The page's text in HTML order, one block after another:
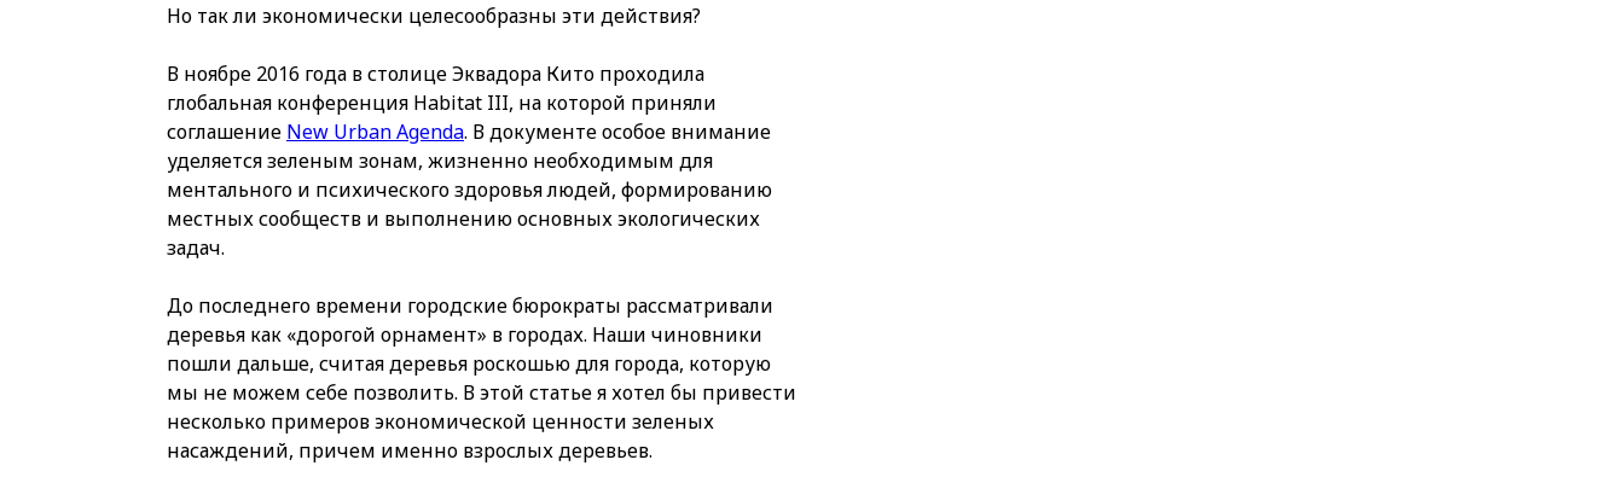
Но так ли экономически целесообразны эти действия?
В ноябре 2016 года в столице Эквадора Кито проходила
глобальная конференция Habitat III, на которой приняли
соглашение New Urban Agenda. В документе особое внимание
уделяется зеленым зонам, жизненно необходимым для
ментального и психического здоровья людей, формированию
местных сообществ и выполнению основных экологических
задач.
До последнего времени городские бюрократы рассматривали
деревья как «дорогой орнамент» в городах. Наши чиновники
пошли дальше, считая деревья роскошью для города, которую
мы не можем себе позволить. В этой статье я хотел бы привести
несколько примеров экономической ценности зеленых
насаждений, причем именно взрослых деревьев.